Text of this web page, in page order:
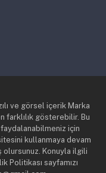
ve görsel içerik Marka
farklılık gösterebilir. Bu
için
kullanmaya devam
olursunuz. Konuyla ilgili
Politikası sayfamızı